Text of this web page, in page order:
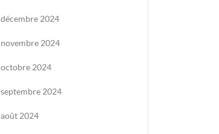
décembre 2024
novembre 2024
octobre 2024
septembre 2024
août 2024